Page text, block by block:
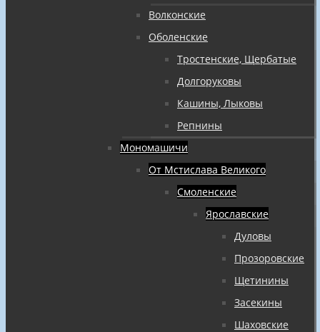
Волконские
Оболенские
Тростенские, Щербатые
Долгоруковы
Кашины, Лыковы
Репнины
Мономашичи
От Мстислава Великого
Смоленские
Ярославские
Дуловы
Прозоровские
Щетинины
Засекины
Шаховские